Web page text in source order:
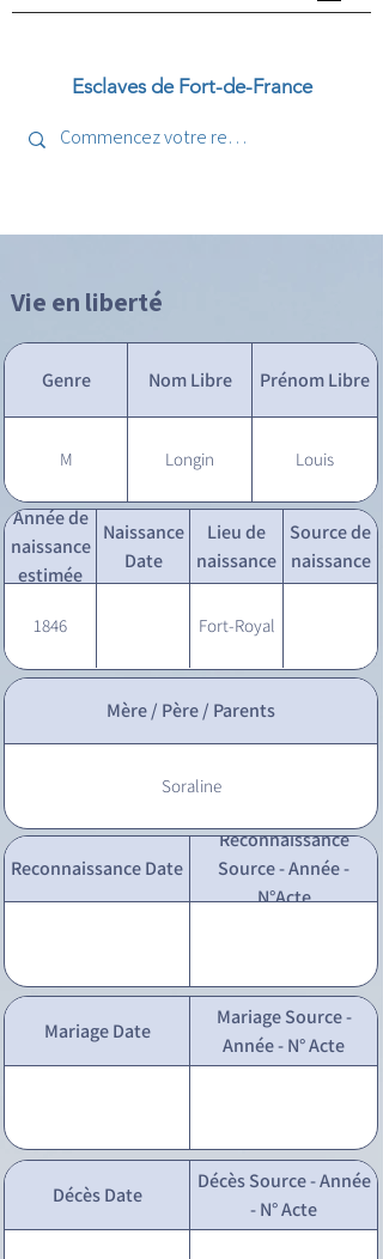
Esclaves de Fort-de-France
Vie en liberté
Genre Nom Libre Prénom Libre
M Longin Louis
Année de
naissance
estimée
Naissance
Date
Lieu de
naissance
Source de
naissance
1846 Fort-Royal
Mère / Père / Parents
Soraline
Reconnaissance Date
Reconnaissance
Source - Année -
N°Acte
Mariage Date
Mariage Source -
Année - N° Acte
Décès Date
Décès Source - Année
- N° Acte